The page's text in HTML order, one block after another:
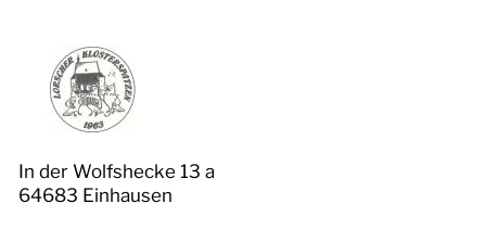
LEBEN IN LORSCH
KULTUR
TOURISMUS
In der Wolfshecke 13 a
64683 Einhausen